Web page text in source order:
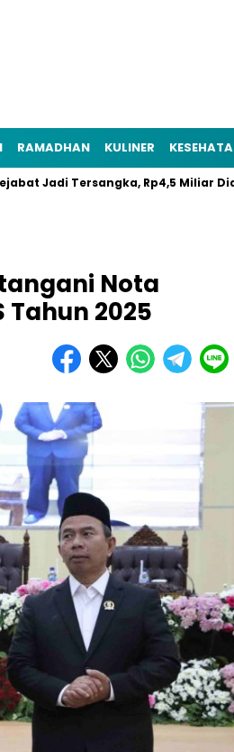
RAMADHAN KULINER
Tersangka, Rp4,5 Miliar Diduga
Nota
Tahun 2025